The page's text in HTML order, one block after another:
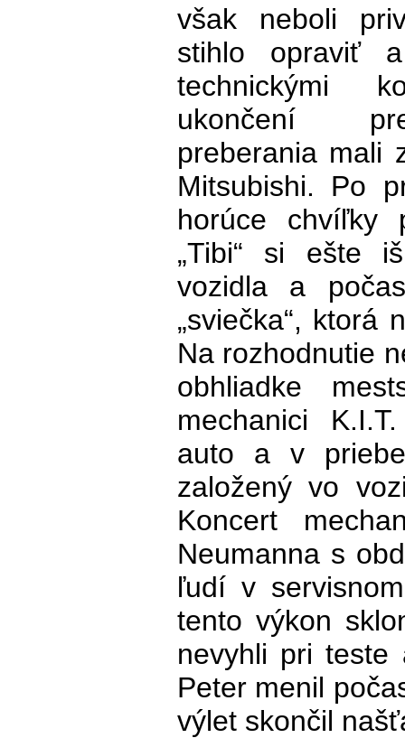
však neboli
stihlo opraviť
technickými
ukončení
preberania mali
Mitsubishi. Po
horúce chvíľky
„Tibi“ si ešte
vozidla a
„sviečka“, ktorá
Na rozhodnutie
obhliadke
mechanici
auto a v
založený vo
Koncert
Neumanna s
ľudí v
tento výkon
nevyhli pri teste
Peter menil
výlet skončil